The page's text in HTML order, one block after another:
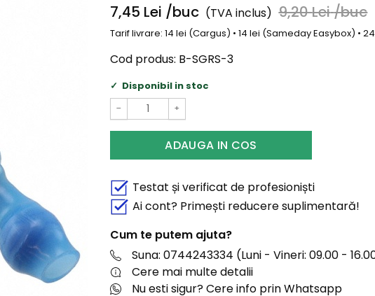
7,45 Lei /buc (TVA inclus) 9,20Lei/buc
Tarif livrare: 14 lei (Cargus) • 14 lei (Sameday Easybox) •
Cod produs: B-SGRS-3
Disponibil in stoc
− +
ADAUGA IN COS
Testat și verificat de profesioniști
Ai cont? Primești reducere suplimentară!
Cum te putem ajuta?
Suna: 0744243334 (Luni - Vineri: 09.00 -
Cere mai multe detalii
Nu esti sigur? Cere info prin Whatsapp